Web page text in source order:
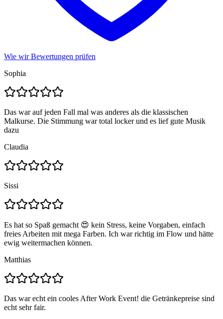
Wie wir Bewertungen prüfen
Sophia
Das war auf jeden Fall mal was anderes als die klassischen
Malkurse. Die Stimmung war total locker und es lief gute Musik
dazu
Claudia
Sissi
Es hat so Spaß gemacht 😍 kein Stress, keine Vorgaben, einfach
freies Arbeiten mit mega Farben. Ich war richtig im Flow und hätte
ewig weitermachen können.
Matthias
Das war echt ein cooles After Work Event! die Getränkepreise sind
echt sehr fair.